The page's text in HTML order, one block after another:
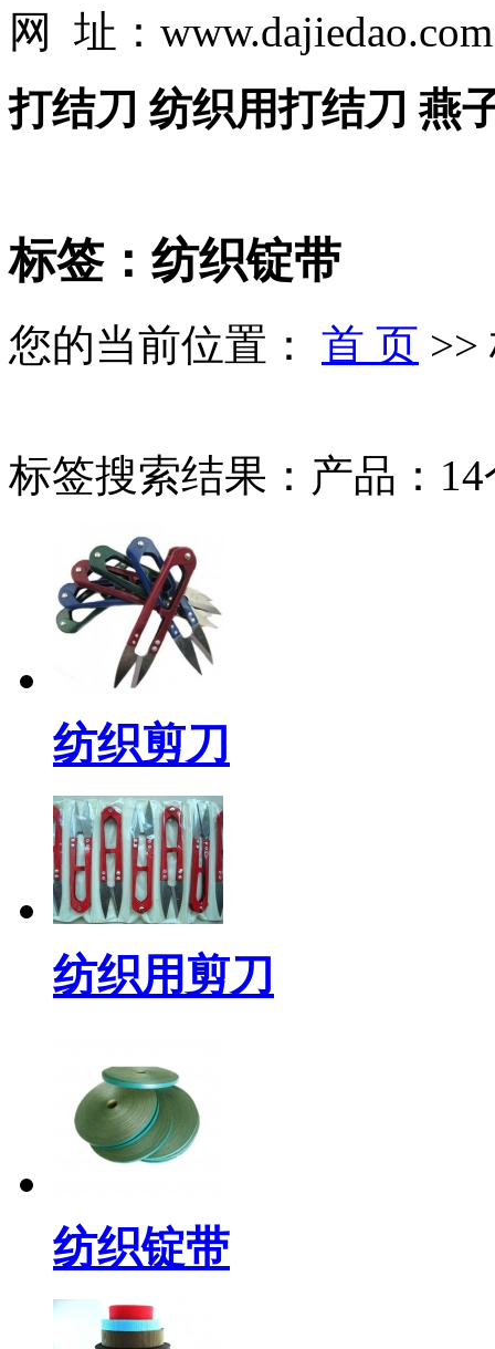
网 址：
打结刀 纺织用打结刀 燕
标签：纺织锭带
您的当前位置： 首 页 >>
标签搜索结果：产品：
纺织剪刀
纺织用剪刀
纺织锭带